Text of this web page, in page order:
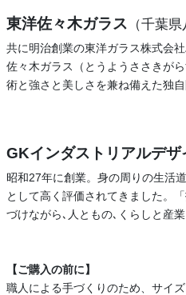
東洋佐々木ガラス （千葉
共に明治創業の東洋ガラス株式会
佐々木ガラス（とうようささきが
術と強さと美しさを兼ね備えた独
GKインダストリアルデザ
昭和27年に創業。身の周りの生活
として高く評価されてきました。
づけながら､人ともの､くらしと産
【ご購入の前に】
職人による手づくりのため、サイ